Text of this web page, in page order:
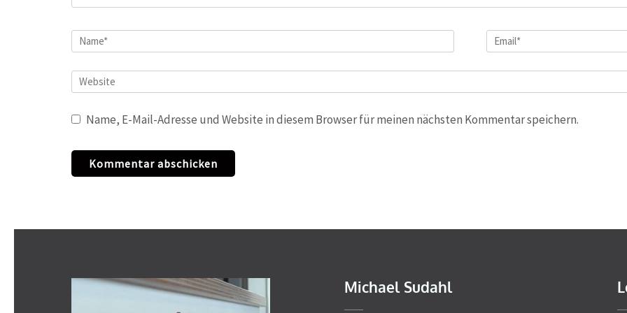
Name* Email*
Website
Name, E-Mail-Adresse und Website in diesem Browser für meinen nächsten Kommentar speichern.
Michael Sudahl